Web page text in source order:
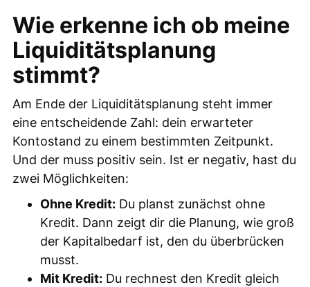
Wie erkenne ich ob meine
Liquiditätsplanung
stimmt?
Am Ende der Liquiditätsplanung steht immer
eine entscheidende Zahl: dein erwarteter
Kontostand zu einem bestimmten Zeitpunkt.
Und der muss positiv sein. Ist er negativ, hast du
zwei Möglichkeiten:
Ohne Kredit:Du planst zunächst ohne
Kredit. Dann zeigt dir die Planung, wie groß
der Kapitalbedarf ist, den du überbrücken
musst.
Mit Kredit:Du rechnest den Kredit gleich